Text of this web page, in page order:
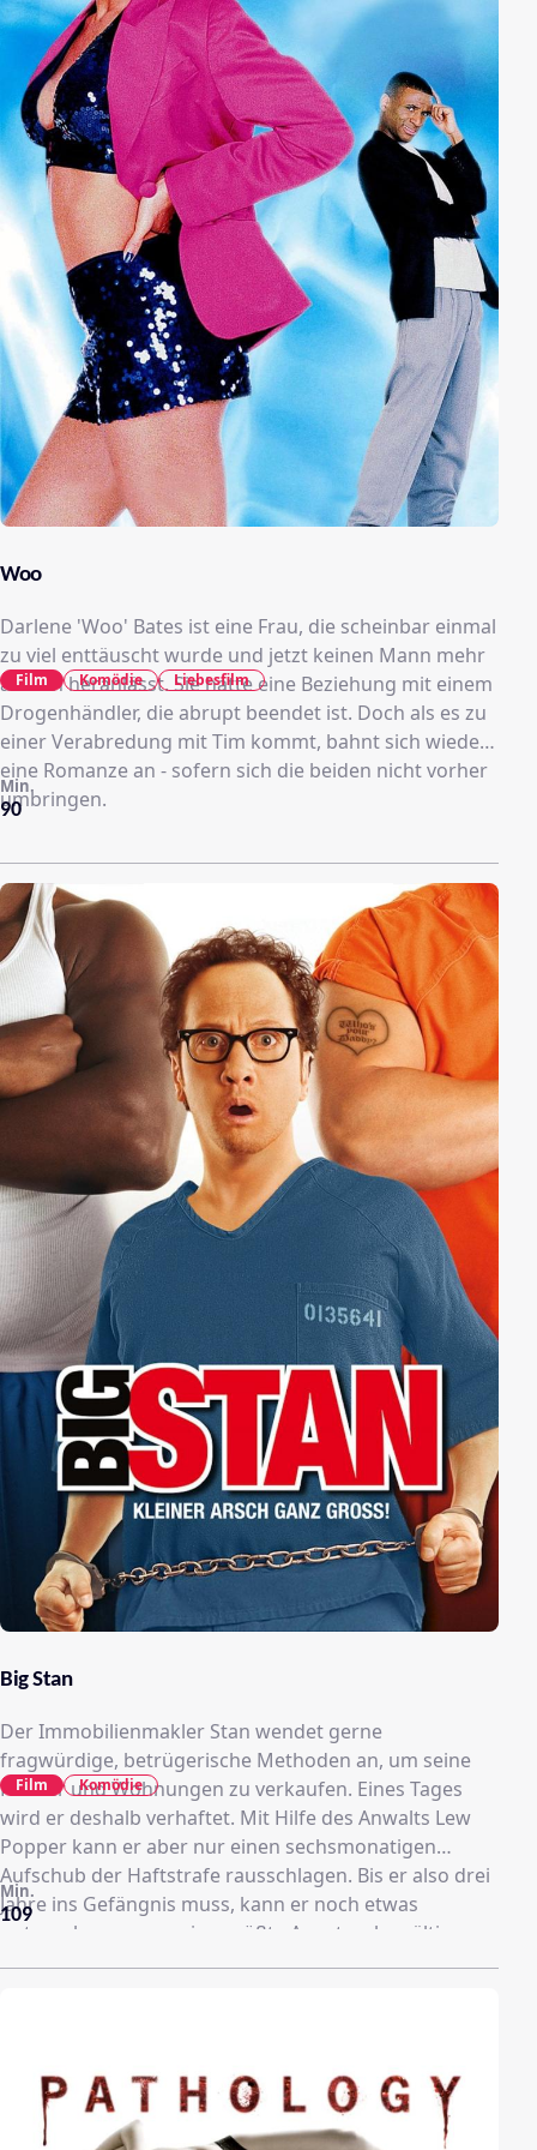
dem Roboter und als sie ihn entdecken, müssen Henry
und Cody fliehen, um dem Zugriff der bösen Firma zu
entgehen.
Woo
Darlene 'Woo' Bates ist eine Frau, die scheinbar einmal
zu viel enttäuscht wurde und jetzt keinen Mann mehr
an sich heranlässt. Sie hatte eine Beziehung mit einem
Drogenhändler, die abrupt beendet ist. Doch als es zu
einer Verabredung mit Tim kommt, bahnt sich wieder
eine Romanze an - sofern sich die beiden nicht vorher
umbringen.
90
Min.
Film Komödie Liebesfilm
Big Stan
Der Immobilienmakler Stan wendet gerne
fragwürdige, betrügerische Methoden an, um seine
Häuser und Wohnungen zu verkaufen. Eines Tages
wird er deshalb verhaftet. Mit Hilfe des Anwalts Lew
Popper kann er aber nur einen sechsmonatigen
Aufschub der Haftstrafe rausschlagen. Bis er also drei
Jahre ins Gefängnis muss, kann er noch etwas
unternehmen, um seine größte Angst zu bewältigen:
der Angst vor Vergewaltigungen im Knast.
in der "Oaksburgh State Penitentiary" an. Schnell legt
Stan sich mit den übelsten Gefangenen an, damit er
aus Respekt nie vergewaltigt wird, was ihm auch gut
109
Min.
Film Komödie